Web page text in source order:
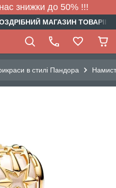
знижки до 50% !!!
МАГАЗИН
в стилі Пандора